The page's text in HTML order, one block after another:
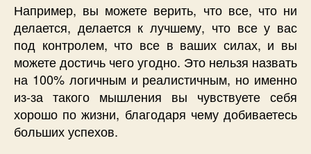
Например, вы можете верить, что все, что ни
делается, делается к лучшему, что все у вас
под контролем, что все в ваших силах, и вы
можете достичь чего угодно. Это нельзя назвать
на 100% логичным и реалистичным, но именно
из-за такого мышления вы чувствуете себя
хорошо по жизни, благодаря чему добиваетесь
больших успехов.